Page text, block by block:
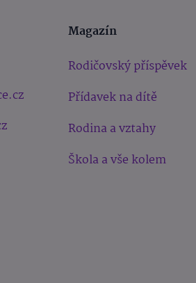
Magazín
Rodičovský příspěvek
Přídavek na dítě
Rodina a vztahy
Škola a vše kolem